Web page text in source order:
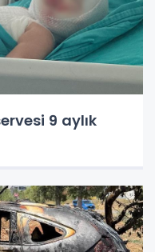
9 aylık